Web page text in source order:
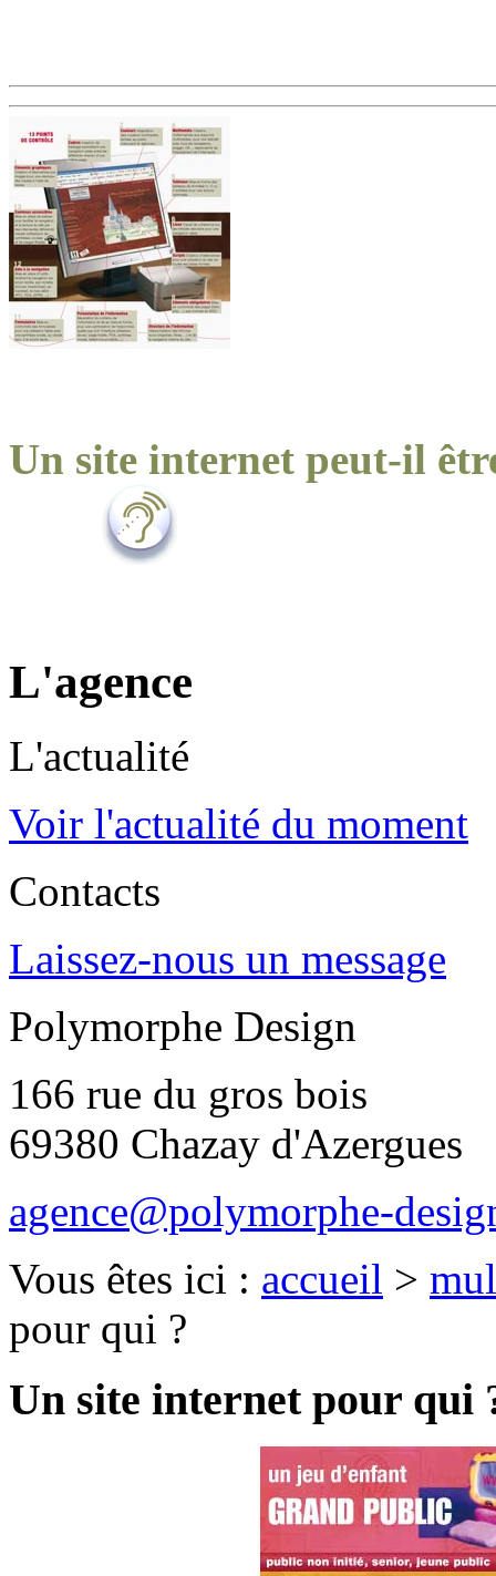
Un site internet peut-il
L'agence
L'actualité
Voir l'actualité du moment
Contacts
Laissez-nous un message
Polymorphe Design
166 rue du gros bois
69380 Chazay d'Azergues
agence@polymorphe-
Vous êtes ici : accueil >
pour qui ?
Un site internet pour qui